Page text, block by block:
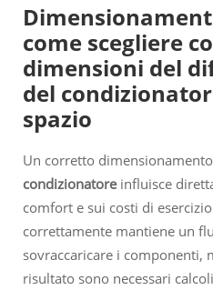
come scegliere
dimensioni del
del
spazio
Un corretto
condizionatore influisce
comfort e sui costi di
correttamente mantiene un
sovraccaricare i componenti,
risultato sono necessari